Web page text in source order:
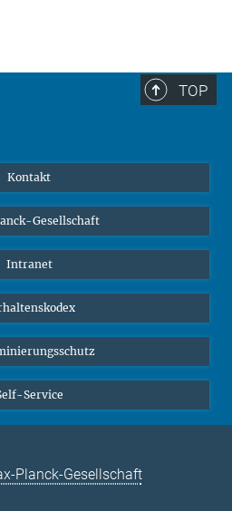
TOP
Kontakt
Gesellschaft
Intranet
Service
Planck-Gesellschaft